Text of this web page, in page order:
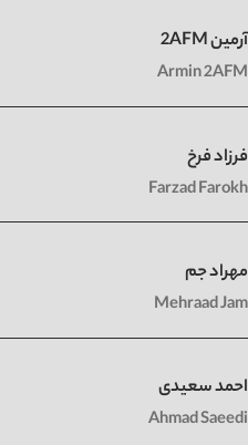
آرمین 2AFM
Armin 2AFM
فرزاد فرخ
Farzad Farokh
مهراد جم
Mehraad Jam
احمد سعیدی
Ahmad Saeedi